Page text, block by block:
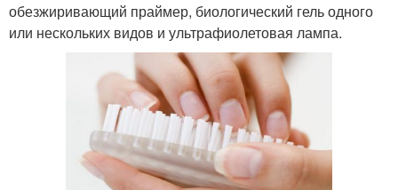
обезжиривающий праймер, биологический гель одного
или нескольких видов и ультрафиолетовая лампа.